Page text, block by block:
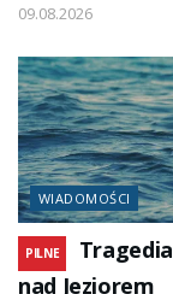
09.08.2026
WIADOMOŚCI
PILNE
Tragedia
nad Jeziorem